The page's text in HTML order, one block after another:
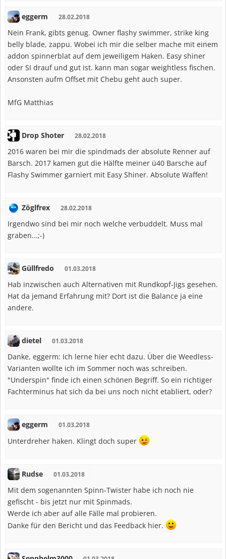
eggerm 28.02.2018
Nein Frank, gibts genug. Owner flashy swimmer, strike king
belly blade, zappu. Wobei ich mir die selber mache mit einem
addon spinnerblat auf dem jeweiligem Haken. Easy shiner
oder SI drauf und gut ist. kann man sogar weightless fischen.
Ansonsten aufm Offset mit Chebu geht auch super.
MfG Matthias
Drop Shoter 28.02.2018
2016 waren bei mir die spindmads der absolute Renner auf
Barsch. 2017 kamen gut die Hälfte meiner ü40 Barsche auf
Flashy Swimmer garniert mit Easy Shiner. Absolute Waffen!
Zöglfrex 28.02.2018
Irgendwo sind bei mir noch welche verbuddelt. Muss mal
graben...;-)
Güllfredo 01.03.2018
Hab inzwischen auch Alternativen mit Rundkopf-Jigs gesehen.
Hat da jemand Erfahrung mit? Dort ist die Balance ja eine
andere.
dietel 01.03.2018
Danke, eggerm: Ich lerne hier echt dazu. Über die Weedless-
Varianten wollte ich im Sommer noch was schreiben.
"Underspin" finde ich einen schönen Begriff. So ein richtiger
Fachterminus hat sich da bei uns noch nicht etabliert, oder?
eggerm 01.03.2018
Unterdreher haken. Klingt doch super
Rudse 01.03.2018
Mit dem sogenannten Spinn-Twister habe ich noch nie
gefischt - bis jetzt nur mit Spinmads.
Werde ich aber auf alle Fälle mal probieren.
Danke für den Bericht und das Feedback hier.